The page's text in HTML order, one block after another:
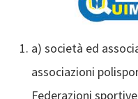
a) società ed
associazioni
Federazioni